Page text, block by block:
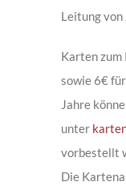
Leitung von
Karten zum
sowie 6€
Jahre
unter
vorbestellt
Die